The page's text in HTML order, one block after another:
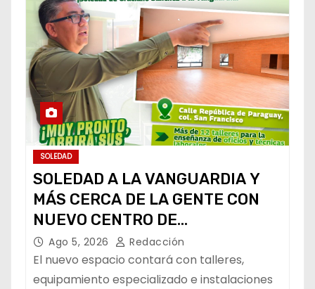
SOLEDAD
SOLEDAD A LA VANGUARDIA Y
MÁS CERCA DE LA GENTE CON
NUEVO CENTRO DE
CAPACITACIÓN: NAVARRO MUÑIZ
Ago 5, 2026 Redacción
El nuevo espacio contará con talleres,
equipamiento especializado e instalaciones